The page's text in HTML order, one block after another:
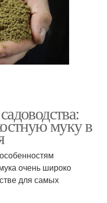
муку в
очень широко
для самых